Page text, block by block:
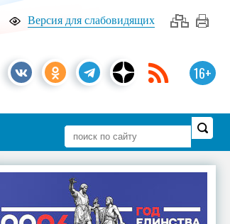
Версия для слабовидящих
16+